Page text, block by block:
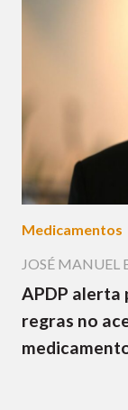
Medicamentos
JOSÉ MANUEL
APDP alerta
regras no